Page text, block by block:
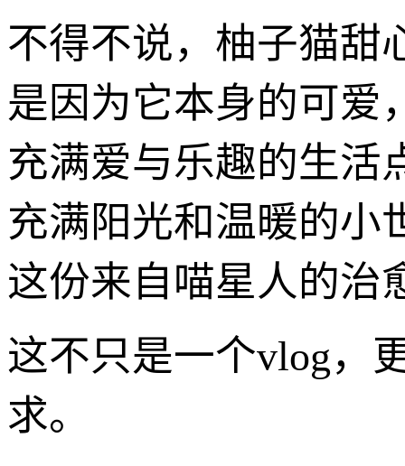
不得不说，柚子猫甜
是因为它本身的可爱
充满爱与乐趣的生活
充满阳光和温暖的小
这份来自喵星人的治
这不只是一个vlog，
求。